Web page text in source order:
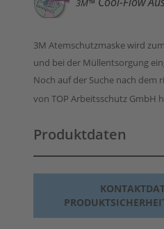
3M™
3M Atemschutzmaske wird
und bei der Müllentsorgung
Noch auf der Suche nach dem
von TOP Arbeitsschutz GmbH
Produktdaten